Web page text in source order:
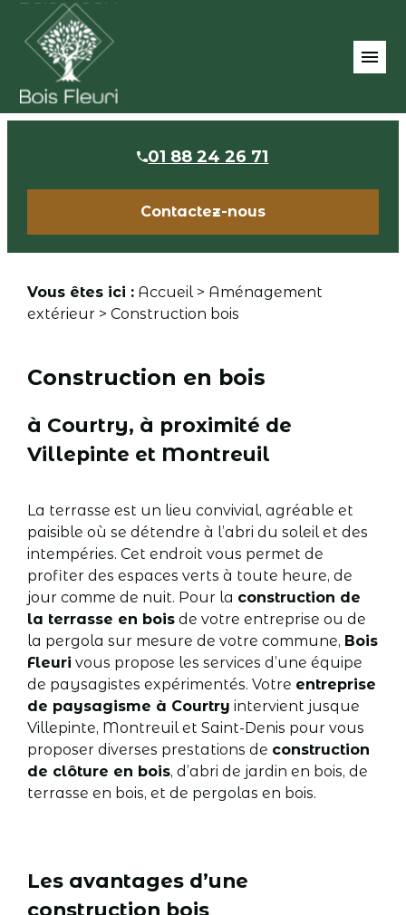
menu
01 88 24 26 71
Contactez-nous
Vous êtes ici : Accueil> Aménagement
extérieur > Construction bois
Construction en bois
à Courtry, à proximité de
Villepinte et Montreuil
La terrasse est un lieu convivial, agréable et
paisible où se détendre à l’abri du soleil et des
intempéries. Cet endroit vous permet de
profiter des espaces verts à toute heure, de
jour comme de nuit. Pour la construction de
la terrasse en boisde votre entreprise ou de
la pergola sur mesure de votre commune, Bois
Fleuri vous propose les services d’une équipe
de paysagistes expérimentés. Votre entreprise
de paysagisme à Courtry intervient jusque
Villepinte, Montreuil et Saint-Denis pour vous
proposer diverses prestations de construction
de clôture en bois, d’abri de jardin en bois, de
terrasse en bois, et de pergolas en bois.
Les avantages d’une
construction bois
Panneau de gestion des cookies